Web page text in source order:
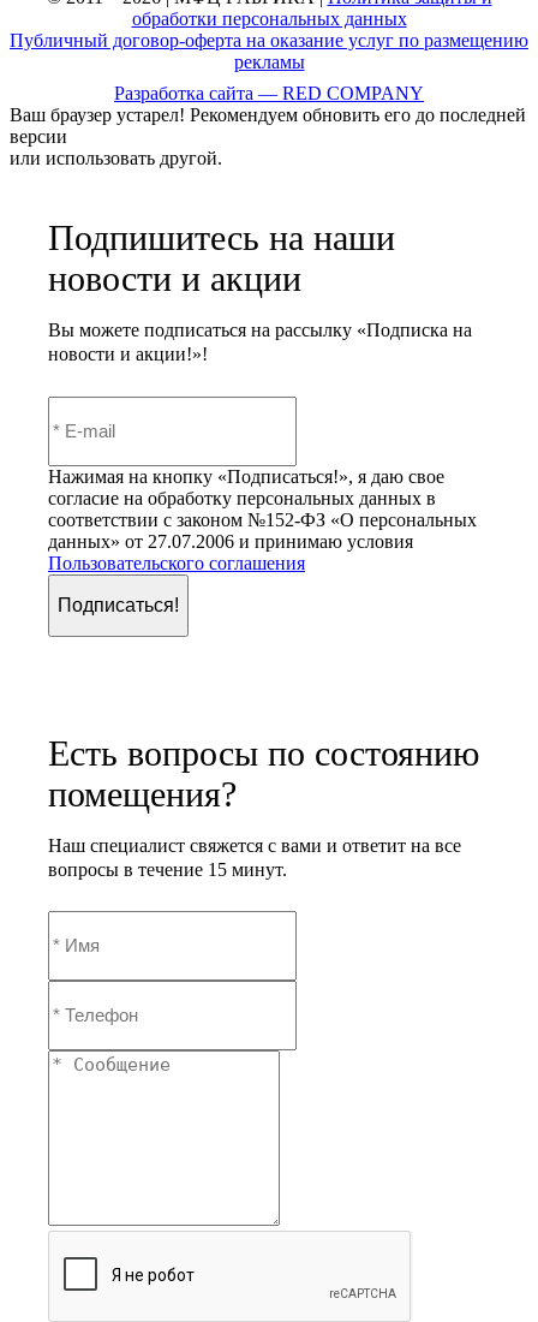
обработки персональных данных
Публичный договор-оферта на оказание услуг по размещению
рекламы
Разработка сайта — RED COMPANY
Ваш браузер устарел! Рекомендуем обновить его до последней
версии
или использовать другой.
Подпишитесь на наши
новости и акции
Вы можете подписаться на рассылку «Подписка на
новости и акции!»!
Нажимая на кнопку «Подписаться!», я даю свое
согласие на обработку персональных данных в
соответствии с законом №152-ФЗ «О персональных
данных» от 27.07.2006 и принимаю условия
Пользовательского соглашения
Подписаться!
Есть вопросы по состоянию
помещения?
Наш специалист свяжется с вами и ответит на все
вопросы в течение 15 минут.